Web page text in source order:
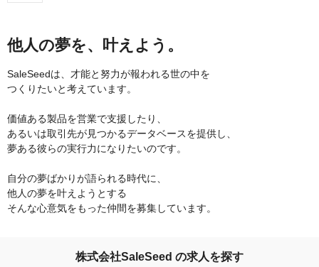
他人の夢を、叶えよう。
SaleSeedは、才能と努力が報われる世の中を
つくりたいと考えています。
価値ある製品を営業で支援したり、
あるいは取引先が見つかるデータベースを提供し、
夢ある彼らの実行力になりたいのです。
自分の夢ばかりが語られる時代に、
他人の夢を叶えようとする
そんな心意気をもった仲間を募集しています。
株式会社SaleSeed の求人を探す